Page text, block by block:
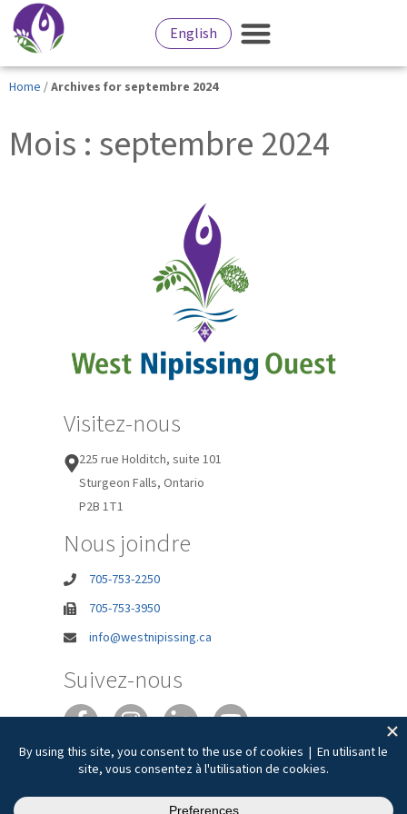
English
Home /Archives for septembre 2024
Mois : septembre 2024
Visitez-nous
225 rue Holditch, suite 101
Sturgeon Falls, Ontario
P2B 1T1
Nous joindre
705-753-2250
705-753-3950
info@westnipissing.ca
Suivez-nous